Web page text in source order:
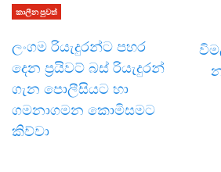
කාලීන පුවත්
ලංගම රියැදුරන්ට පහර
දෙන ප්‍රයිවට් බස් රියැදුරන්
ගැන පොලීසියට හා
ගමනාගමන කොමිසමට
කිව්වා